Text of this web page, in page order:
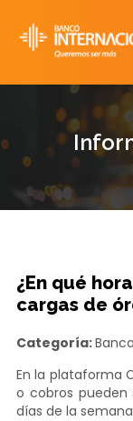
content
¿En qué
cargas de
Categoría:
En la plataforma
o cobros pueden
días de la